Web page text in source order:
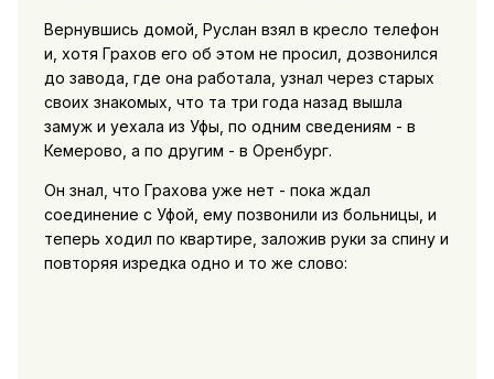
Вернувшись домой, Руслан взял в кресло телефон
и, хотя Грахов его об этом не просил, дозвонился
до завода, где она работала, узнал через старых
своих знакомых, что та три года назад вышла
замуж и уехала из Уфы, по одним сведениям - в
Кемерово, а по другим - в Оренбург.
Он знал, что Грахова уже нет - пока ждал
соединение с Уфой, ему позвонили из больницы, и
теперь ходил по квартире, заложив руки за спину и
повторяя изредка одно и то же слово: